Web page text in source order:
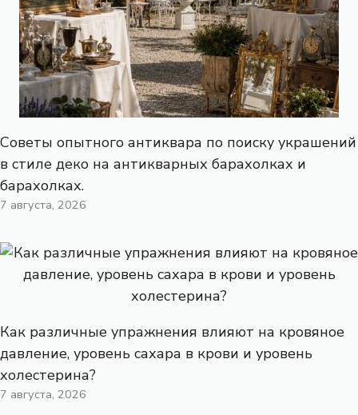
Советы опытного антиквара по поиску украшений
в стиле деко на антикварных барахолках и
барахолках.
7 августа, 2026
Как различные упражнения влияют на кровяное
давление, уровень сахара в крови и уровень
холестерина?
7 августа, 2026